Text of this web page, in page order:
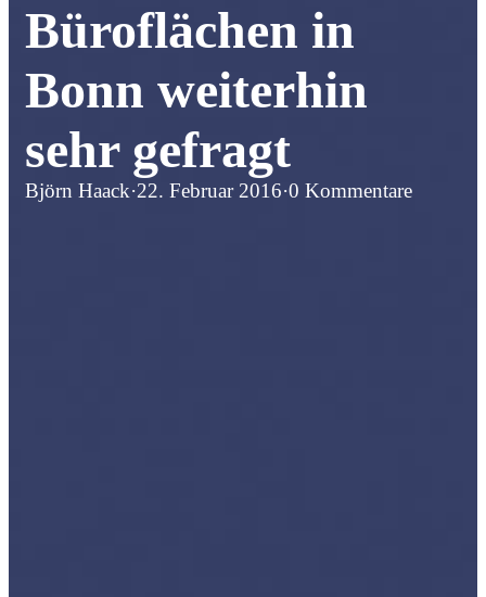
Büroflächen in
Bonn weiterhin
sehr gefragt
Björn Haack·22. Februar 2016·0 Kommentare